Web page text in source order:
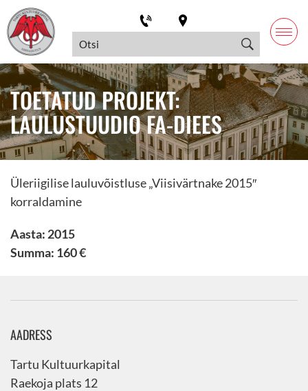
TOETATUD PROJEKT:
LAULUSTUUDIO FA-DIEES
Üleriigilise lauluvõistluse „Viisivärtnake 2015″
korraldamine
Aasta: 2015
Summa: 160 €
AADRESS
Tartu Kultuurkapital
Raekoja plats 12